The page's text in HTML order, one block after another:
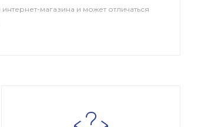
магазина и может отличаться